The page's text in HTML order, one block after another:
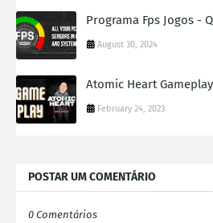
Programa Fps Jogos -
August 30, 2024
Atomic Heart
February 24, 2023
POSTAR UM COMENTÁRIO
0 Comentários